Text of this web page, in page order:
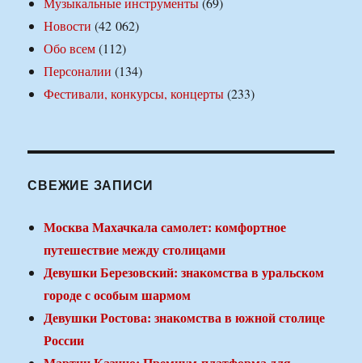
Новости (42 062)
Обо всем(112)
Персоналии (134)
Фестивали, конкурсы, концерты(233)
СВЕЖИЕ ЗАПИСИ
Москва Махачкала самолет: комфортное
путешествие между столицами
Девушки Березовский: знакомства в уральском
городе с особым шармом
Девушки Ростова: знакомства в южной столице
России